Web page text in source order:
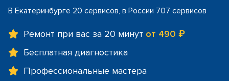
В Екатеринбурге 20 сервисов, в России 707 сервисов
Ремонт при вас за 20 минут от 490 ₽
Бесплатная диагностика
Профессиональные мастера